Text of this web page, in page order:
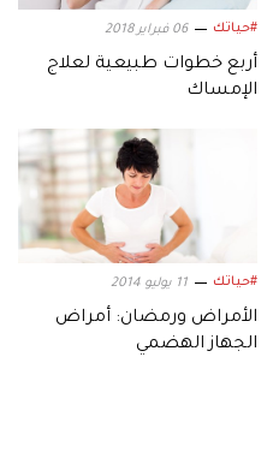
#حياتك 06 فبراير 2018
أربع خطوات طبيعية لعلاج
الإمساك
#حياتك 11 يوليو 2014
الأمراض ورمضان: أمراض
الجهاز الهضمي